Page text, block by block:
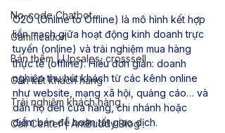
No-code Chatbot
Gamification
Bán thêm | Upsales, crosssell
Gắn kết khách hàng
Trải nghiệm khách hàng
Call Center | AntBuddy Blog
O2O (Online to Offline) là mô hình kết hợp
liền mạch giữa hoạt động kinh doanh trực
tuyến (online) và trải nghiệm mua hàng
thực tế (offline). Hiểu đơn giản: doanh
nghiệp thu hút khách từ các kênh online
như website, mạng xã hội, quảng cáo… và
dẫn họ đến cửa hàng, chi nhánh hoặc
điểm bán để hoàn tất giao dịch.